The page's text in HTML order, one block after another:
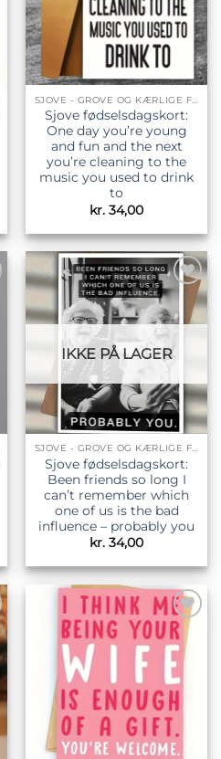
SJOVE - GROVE OG KÆRLIGE FØDSELSDAGSKORT
Sjove fødselsdagskort:
One day you’re young
and fun and the next
you’re cleaning to the
music you used to drink
to
kr. 34,00
Tilføj til
ønskeliste
IKKE PÅ LAGER
SJOVE - GROVE OG KÆRLIGE FØDSELSDAGSKORT
Sjove fødselsdagskort:
Been friends so long I
can’t remember which
one of us is the bad
influence – probably you
kr. 34,00
Tilføj til
ønskeliste